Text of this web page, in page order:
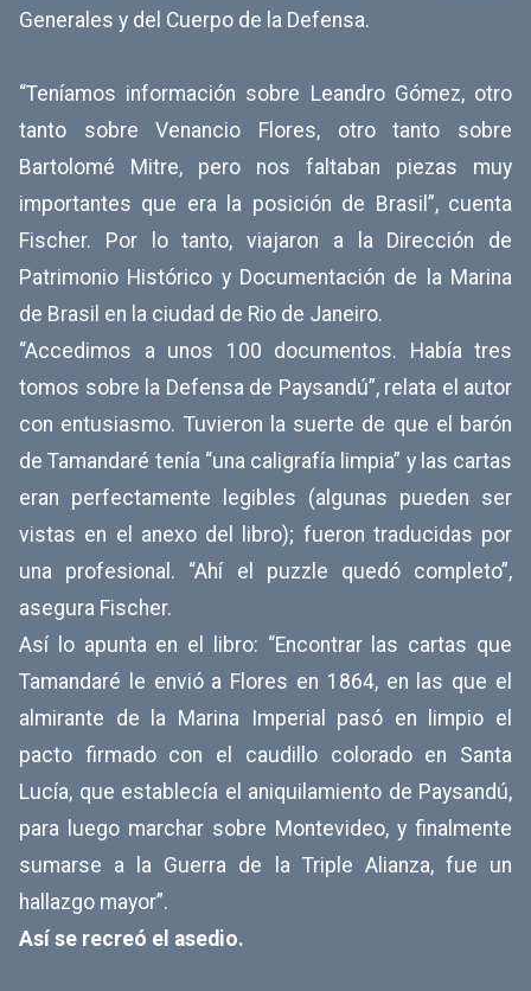
Generales y del Cuerpo de la Defensa.
“Teníamos información sobre Leandro Gómez, otro
tanto sobre Venancio Flores, otro tanto sobre
Bartolomé Mitre, pero nos faltaban piezas muy
importantes que era la posición de Brasil”, cuenta
Fischer. Por lo tanto, viajaron a la Dirección de
Patrimonio Histórico y Documentación de la Marina
de Brasil en la ciudad de Rio de Janeiro.
“Accedimos a unos 100 documentos. Había tres
tomos sobre la Defensa de Paysandú”, relata el autor
con entusiasmo. Tuvieron la suerte de que el barón
de Tamandaré tenía “una caligrafía limpia” y las cartas
eran perfectamente legibles (algunas pueden ser
vistas en el anexo del libro); fueron traducidas por
una profesional. “Ahí el puzzle quedó completo”,
asegura Fischer.
Así lo apunta en el libro: “Encontrar las cartas que
Tamandaré le envió a Flores en 1864, en las que el
almirante de la Marina Imperial pasó en limpio el
pacto firmado con el caudillo colorado en Santa
Lucía, que establecía el aniquilamiento de Paysandú,
para luego marchar sobre Montevideo, y finalmente
sumarse a la Guerra de la Triple Alianza, fue un
hallazgo mayor”.
Así se recreó el asedio.